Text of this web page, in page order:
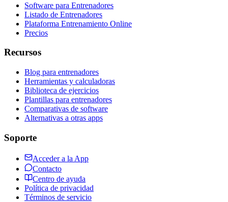
Software para Entrenadores
Listado de Entrenadores
Plataforma Entrenamiento Online
Precios
Recursos
Blog para entrenadores
Herramientas y calculadoras
Biblioteca de ejercicios
Plantillas para entrenadores
Comparativas de software
Alternativas a otras apps
Soporte
Acceder a la App
Contacto
Centro de ayuda
Política de privacidad
Términos de servicio